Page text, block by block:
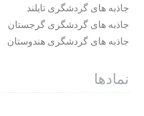
جاذبه های گردشگری تایلند
جاذبه های گردشگری گرجستان
جاذبه های گردشگری هندوستان
نمادها